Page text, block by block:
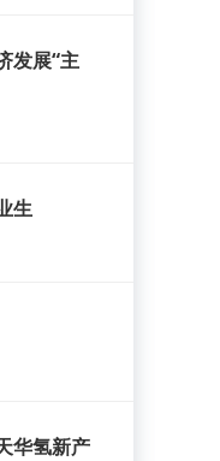
发展“主
生
华氢新产